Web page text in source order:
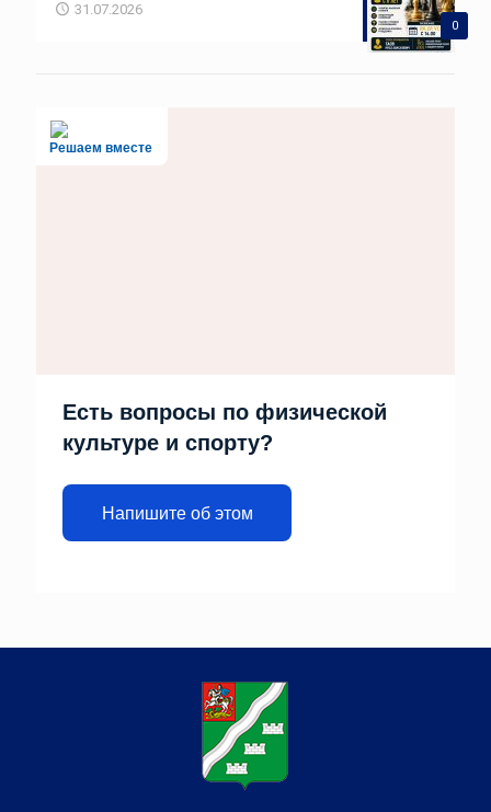
0
31.07.2026
Решаем вместе
Есть вопросы по физической
культуре и спорту?
Напишите об этом